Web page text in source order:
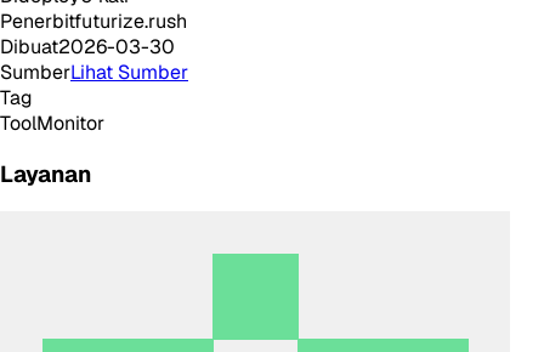
Penerbitfuturize.rush
Dibuat2026-03-30
SumberLihat Sumber
Tag
ToolMonitor
Layanan